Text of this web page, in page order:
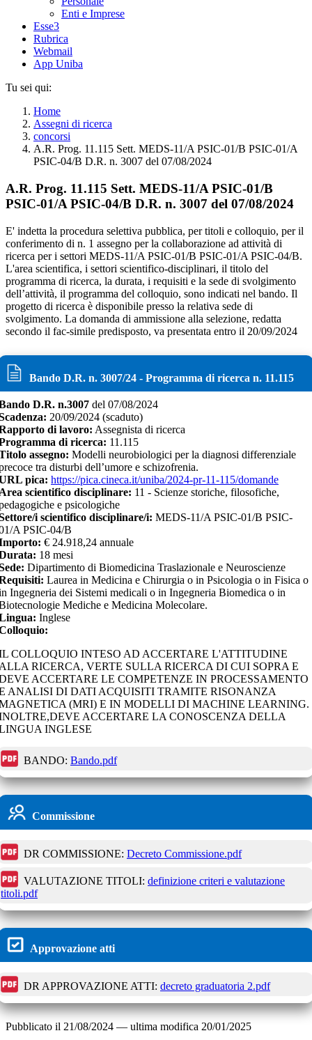
Enti e Imprese
Esse3
Rubrica
Webmail
App Uniba
Tu sei qui:
Home
Assegni di ricerca
concorsi
A.R. Prog. 11.115 Sett. MEDS-11/A PSIC-01/B PSIC-01/A
PSIC-04/B D.R. n. 3007 del 07/08/2024
A.R. Prog. 11.115 Sett. MEDS-11/A PSIC-01/B
PSIC-01/A PSIC-04/B D.R. n. 3007 del 07/08/2024
E' indetta la procedura selettiva pubblica, per titoli e colloquio, per il
conferimento di n. 1 assegno per la collaborazione ad attività di
ricerca per i settori MEDS-11/A PSIC-01/B PSIC-01/A PSIC-04/B.
L'area scientifica, i settori scientifico-disciplinari, il titolo del
programma di ricerca, la durata, i requisiti e la sede di svolgimento
dell’attività, il programma del colloquio, sono indicati nel bando. Il
progetto di ricerca è disponibile presso la relativa sede di
svolgimento. La domanda di ammissione alla selezione, redatta
secondo il fac-simile predisposto, va presentata entro il 20/09/2024
Bando D.R. n. 3007/24 - Programma di ricerca n. 11.115
D.R. n.3007 del 07/08/2024
20/09/2024 (scaduto)
di lavoro: Assegnista di ricerca
di ricerca: 11.115
assegno: Modelli neurobiologici per la diagnosi differenziale
tra disturbi dell’umore e schizofrenia.
pica: https://pica.cineca.it/uniba/2024-pr-11-115/domande
scientifico disciplinare: 11 - Scienze storiche, filosofiche,
e psicologiche
i scientifico disciplinare/i: MEDS-11/A PSIC-01/B PSIC-
A PSIC-04/B
€ 24.918,24 annuale
18 mesi
Dipartimento di Biomedicina Traslazionale e Neuroscienze
Laurea in Medicina e Chirurgia o in Psicologia o in Fisica o
Ingegneria dei Sistemi medicali o in Ingegneria Biomedica o in
Mediche e Medicina Molecolare.
Inglese
COLLOQUIO INTESO AD ACCERTARE L'ATTITUDINE
RICERCA, VERTE SULLA RICERCA DI CUI SOPRA E
ACCERTARE LE COMPETENZE IN PROCESSAMENTO
ANALISI DI DATI ACQUISITI TRAMITE RISONANZA
(MRI) E IN MODELLI DI MACHINE LEARNING.
ACCERTARE LA CONOSCENZA DELLA
INGLESE
BANDO: Bando.pdf
Commissione
DR COMMISSIONE: Decreto Commissione.pdf
VALUTAZIONE TITOLI: definizione criteri e valutazione
titoli.pdf
Approvazione atti
DR APPROVAZIONE ATTI: decreto graduatoria 2.pdf
Pubblicato il 21/08/2024 — ultima modifica 20/01/2025